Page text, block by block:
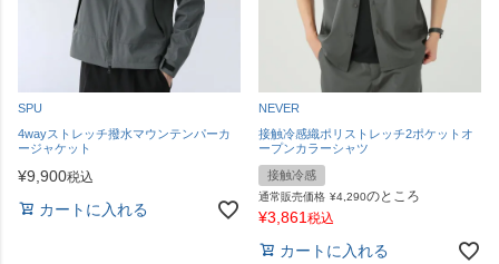
SPU
4wayストレッチ撥水マウンテンパーカ
ージャケット
¥9,900税込
カートに入れる
NEVER
接触冷感織ポリストレッチ2ポケットオ
ープンカラーシャツ
接触冷感
通常販売価格 ¥4,290のところ
¥3,861 税込
カートに入れる